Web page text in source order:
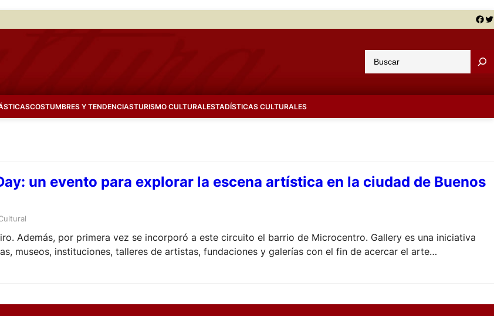
Facebook Twitter
u
a
COSTUMBRES Y TENDENCIASTURISMO CULTURALESTADÍSTICAS CULTURALES
un evento para explorar la escena artística en la ciudad de Buenos
Además, por primera vez se incorporó a este circuito el barrio de Microcentro. Gallery es una iniciativa
museos, instituciones, talleres de artistas, fundaciones y galerías con el fin de acercar el arte